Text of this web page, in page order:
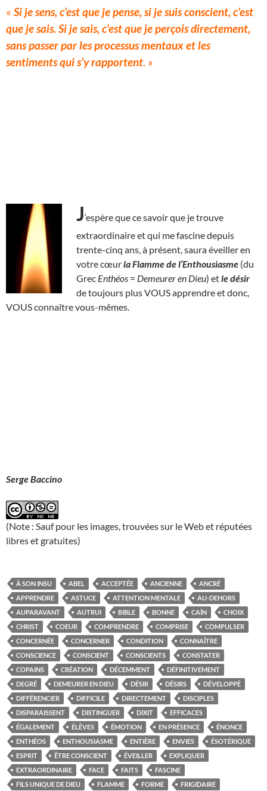
« Si je sens, c’est que je pense, si je suis conscient, c’est
que je sais. Si je sais, c’est que je perçois directement,
sans passer par les processus mentaux et les
sentiments qui s’y rapportent. »
J‘espère que ce savoir que je trouve
extraordinaire et qui me fascine depuis
trente-cinq ans, à présent, saura éveiller en
votre cœurla Flamme de l’Enthousiasme (du
Grec Enthéos = Demeurer en Dieu) etle désir
de toujours plus VOUS apprendre et donc,
VOUS connaître vous-mêmes.
Serge Baccino
(Note : Sauf pour les images, trouvées sur le Web et réputées
libres et gratuites)
À SON INSU ABEL ACCEPTÉE ANCIENNE
ANCRÉ
APPRENDRE
ASTUCE ATTENTION MENTALE
AU-DEHORS
AUPARAVANT
AUTRUI BIBLE BONNE CAÏN
CHOIX
CHRIST
COEUR COMPRENDRE COMPRISE
COMPULSER
CONCERNÉE
CONCERNER CONDITION
CONNAÎTRE
CONSCIENCE
CONSCIENT CONSCIENTS
CONSTATER
COPAINS
CRÉATION DÉCEMMENT
DÉFINITIVEMENT
DEGRÉ
DEMEURER EN DIEU DÉSIR DÉSIRS
DÉVELOPPÉ
DIFFÉRENCIER
DIFFICILE DIRECTEMENT
DISCIPLES
DISPARAISSENT
DISTINGUER DIXIT
EFFICACES
ÉGALEMENT
ÉLÈVES ÉMOTION EN PRÉSENCE
ÉNONCE
ENTHÉOS
ENTHOUSIASME ENTIÈRE ENVIES
ÉSOTÉRIQUE
ESPRIT
ÊTRE CONSCIENT ÉVEILLER
EXPLIQUER
EXTRAORDINAIRE
FACE FAITS
FASCINE
FILS UNIQUE DE DIEU
FLAMME FORME FRIGIDAIRE